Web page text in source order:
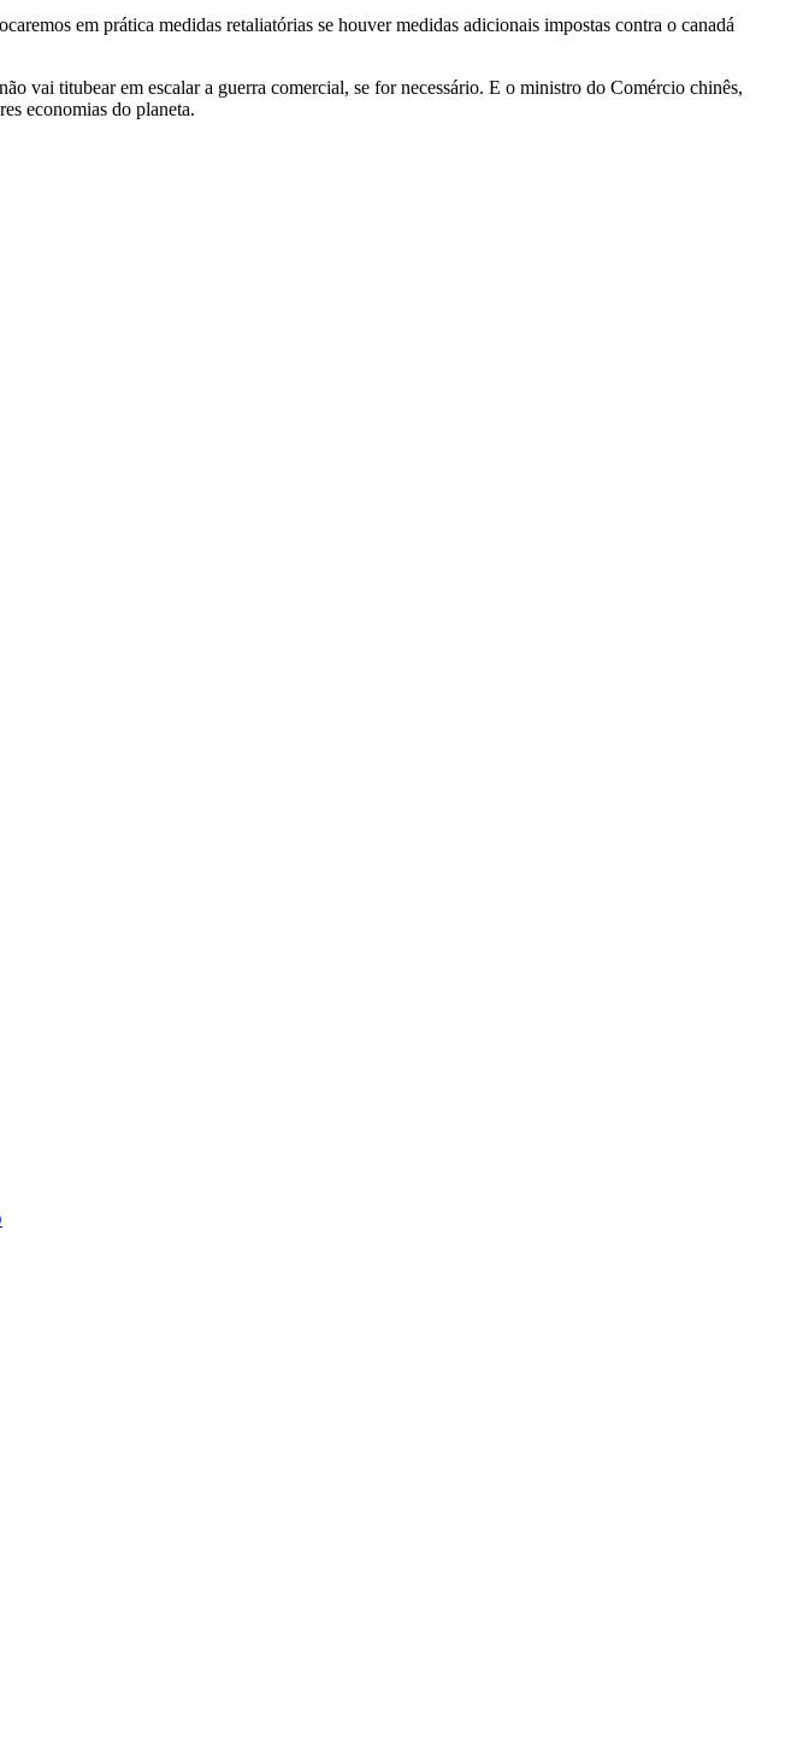
em prática medidas retaliatórias se houver medidas adicionais impostas contra o canadá
vai titubear em escalar a guerra comercial, se for necessário. E o ministro do Comércio chinês,
economias do planeta.